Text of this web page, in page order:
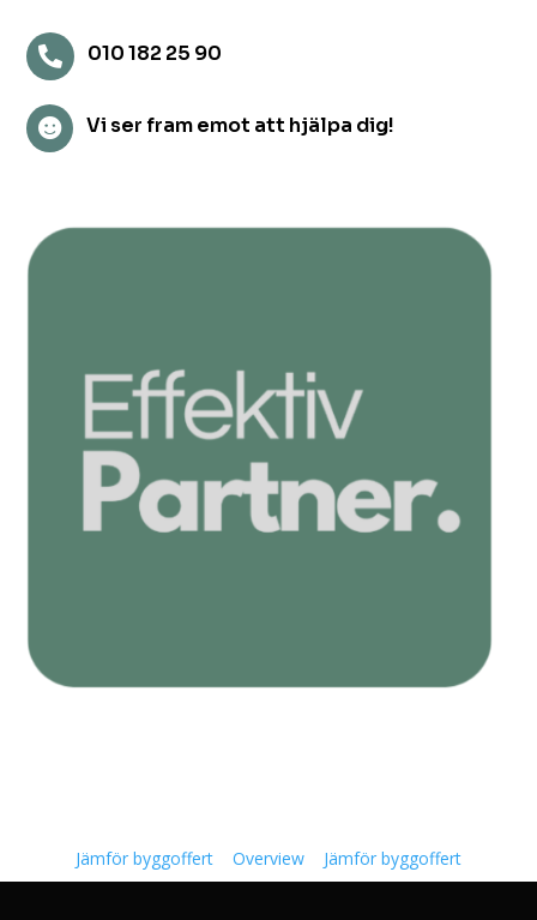
 010 182 25 90
 Vi ser fram emot att hjälpa dig!
Jämför byggoffert Overview Jämför byggoffert